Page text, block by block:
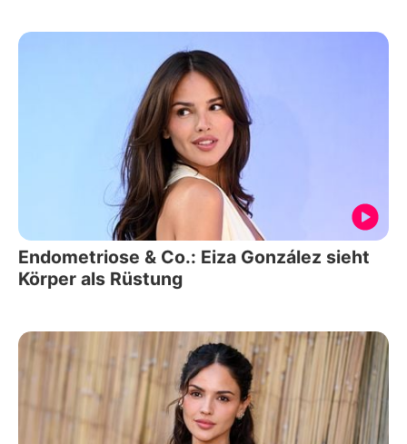
Endometriose & Co.: Eiza González sieht
Körper als Rüstung